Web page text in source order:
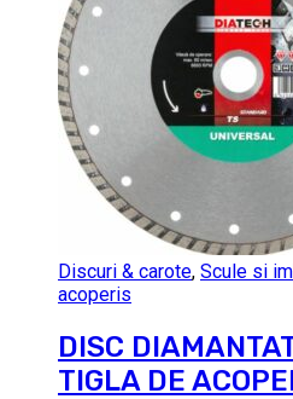
Discuri & carote, Scule si
acoperis
DISC
TIGLA DE